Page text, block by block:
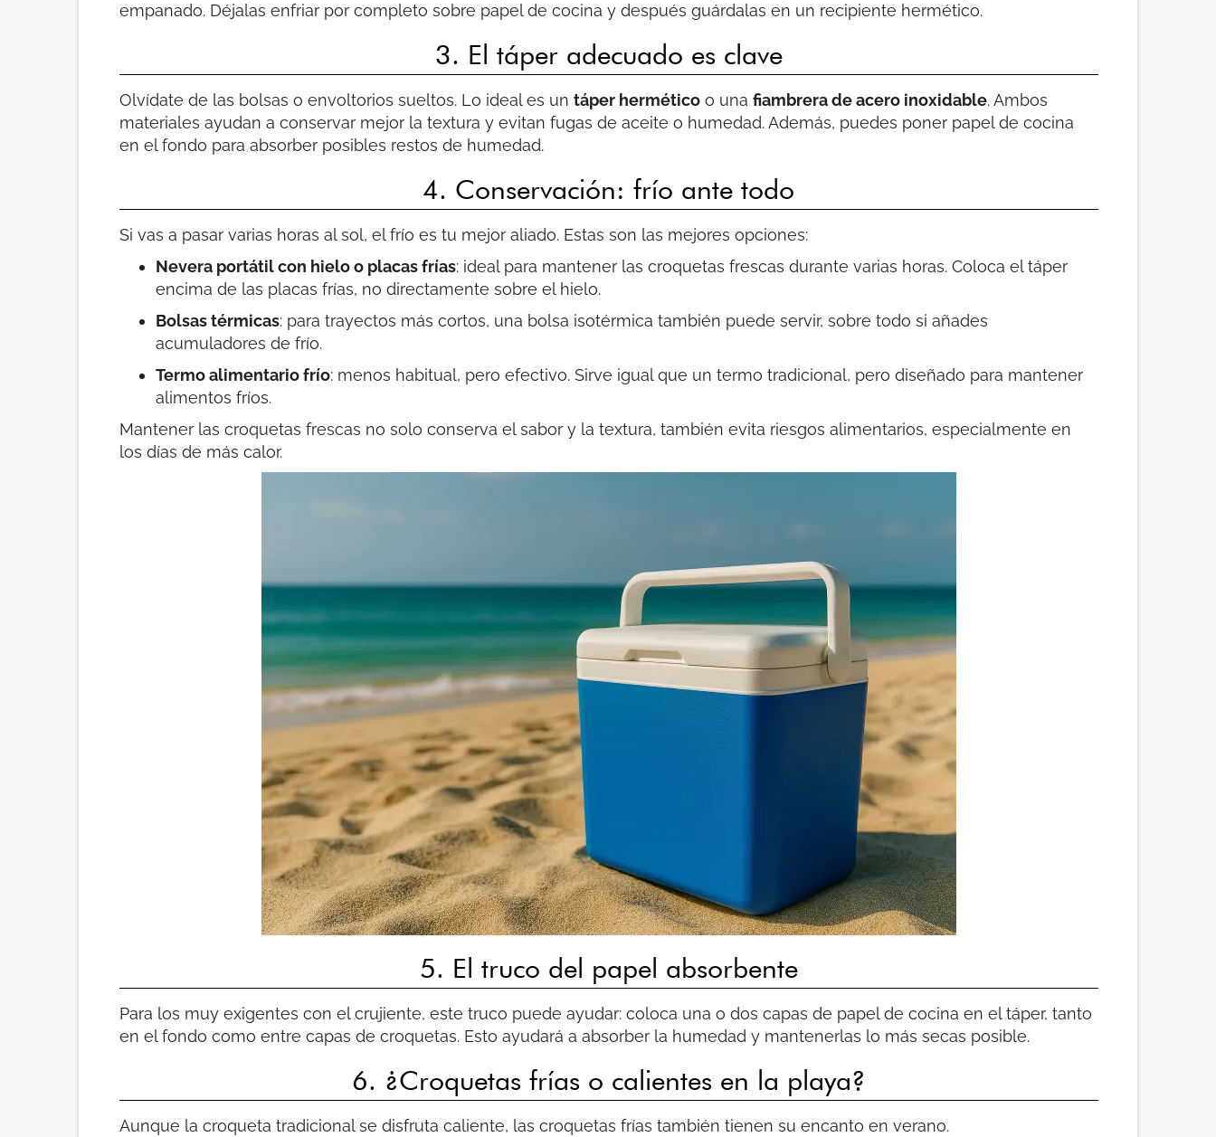
empanado. Déjalas enfriar por completo sobre papel de cocina y después guárdalas en un recipiente hermético.
3. El táper adecuado es clave
Olvídate de las bolsas o envoltorios sueltos. Lo ideal es un táper hermético o una fiambrera de acero inoxidable. Ambos
materiales ayudan a conservar mejor la textura y evitan fugas de aceite o humedad. Además, puedes poner papel de cocina
en el fondo para absorber posibles restos de humedad.
4. Conservación: frío ante todo
Si vas a pasar varias horas al sol, el frío es tu mejor aliado. Estas son las mejores opciones:
Nevera portátil con hielo o placas frías: ideal para mantener las croquetas frescas durante varias horas. Coloca el táper
encima de las placas frías, no directamente sobre el hielo.
Bolsas térmicas: para trayectos más cortos, una bolsa isotérmica también puede servir, sobre todo si añades
acumuladores de frío.
Termo alimentario frío: menos habitual, pero efectivo. Sirve igual que un termo tradicional, pero diseñado para mantener
alimentos fríos.
Mantener las croquetas frescas no solo conserva el sabor y la textura, también evita riesgos alimentarios, especialmente en
los días de más calor.
5. El truco del papel absorbente
Para los muy exigentes con el crujiente, este truco puede ayudar: coloca una o dos capas de papel de cocina en el táper, tanto
en el fondo como entre capas de croquetas. Esto ayudará a absorber la humedad y mantenerlas lo más secas posible.
6. ¿Croquetas frías o calientes en la playa?
Aunque la croqueta tradicional se disfruta caliente, las croquetas frías también tienen su encanto en verano.